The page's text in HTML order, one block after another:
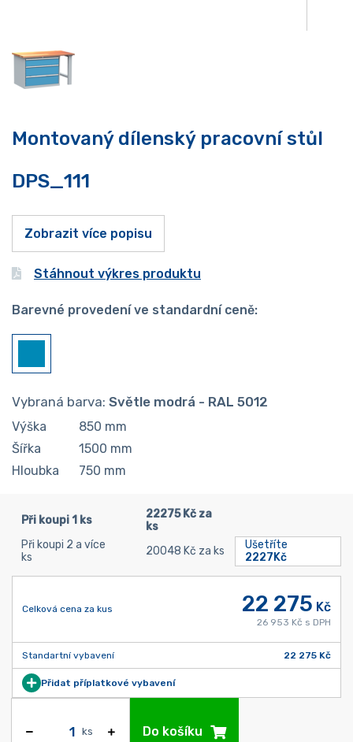
Montovaný dílenský pracovní stůl
DPS_111
Zobrazit více popisu
Stáhnout výkres produktu
Barevné provedení ve standardní ceně:
Vybraná barva: Světle modrá - RAL 5012
Výška 850 mm
Šířka
1500 mm
Hloubka
750 mm
Při koupi 1 ks
22275 Kč za
ks
Při koupi 2 a více
ks
20048 Kč za ks
Ušetříte
2227Kč
Celková cena za kus 22 275 Kč
26 953 Kč s DPH
Standartní vybavení 22 275 Kč
Přidat příplatkové vybavení
ks Do košíku